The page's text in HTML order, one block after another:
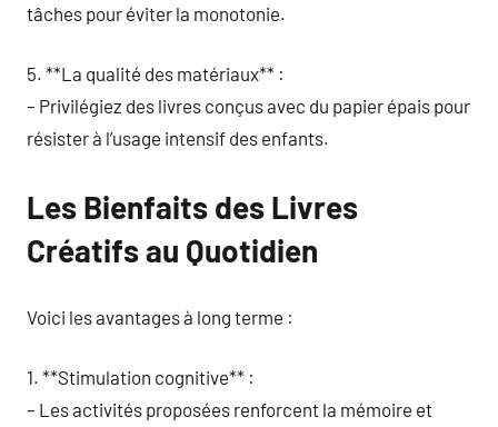
tâches pour éviter la monotonie.
5. **La qualité des matériaux** :
– Privilégiez des livres conçus avec du papier épais pour
résister à l’usage intensif des enfants.
Les Bienfaits des Livres
Créatifs au Quotidien
Voici les avantages à long terme :
1. **Stimulation cognitive** :
– Les activités proposées renforcent la mémoire et